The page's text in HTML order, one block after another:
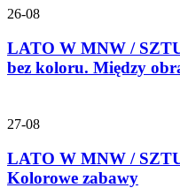
26-08
LATO W MNW /
bez koloru. Między
27-08
LATO W MNW /
Kolorowe zabawy